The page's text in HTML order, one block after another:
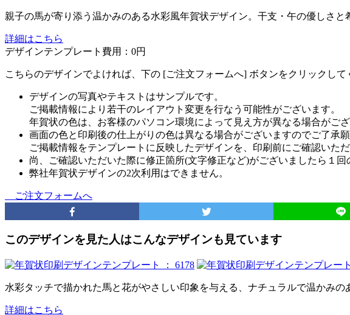
親子の馬が寄り添う温かみのある水彩風年賀状デザイン。干支・午の優しさ
詳細はこちら
デザインテンプレート費用： 0円
こちらのデザインでよければ、下の [ご注文フォームへ] ボタンをクリックして
デザインの写真やテキストはサンプルです。
ご掲載情報により若干のレイアウト変更を行なう可能性がございます。
年賀状の色は、お客様のパソコン環境によって見え方が異なる場合がござ
画面の色と印刷後の仕上がりの色は異なる場合がございますのでご了承願
ご掲載情報をテンプレートに反映したデザインを、印刷前にご確認いただ
尚、ご確認いただいた際に修正箇所(文字修正など)がございましたら１回
弊社年賀状デザインの2次利用はできません。
ご注文フォームへ
このデザインを見た人はこんなデザインも見ています
水彩タッチで描かれた馬と花がやさしい印象を与える、ナチュラルで温かみ
詳細はこちら